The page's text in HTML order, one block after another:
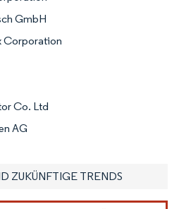
GmbH
Corporation
Co. Ltd
AG
ZUKÜNFTIGE TRENDS